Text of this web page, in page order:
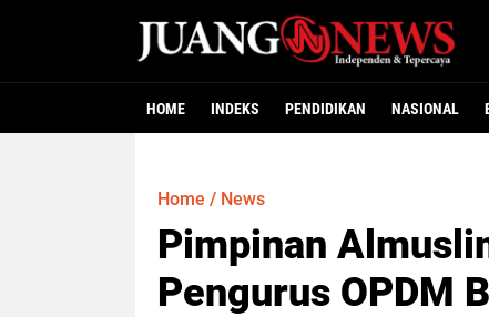
HOME INDEKS PENDIDIKAN NASIONAL
Home / News
Pimpinan
Pengurus OPDM